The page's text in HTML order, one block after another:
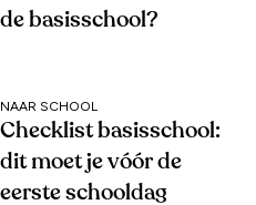
de basisschool?
NAAR SCHOOL
Checklist basisschool:
dit moet je vóór de
eerste schooldag